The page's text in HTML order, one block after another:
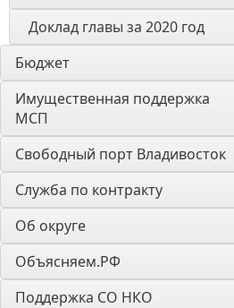
Доклад главы за 2020 год
Бюджет
Имущественная поддержка
МСП
Свободный порт Владивосток
Служба по контракту
Об округе
Объясняем.РФ
Поддержка СО НКО